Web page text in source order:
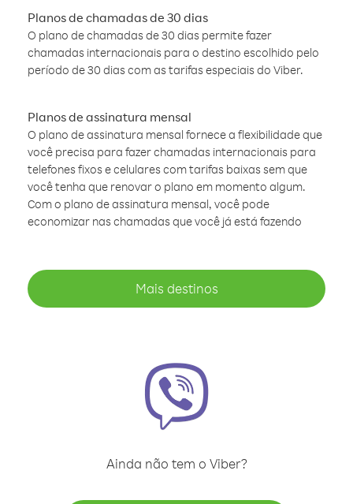
Planos de chamadas de 30 dias
O plano de chamadas de 30 dias permite fazer
chamadas internacionais para o destino escolhido pelo
período de 30 dias com as tarifas especiais do Viber.
Planos de assinatura mensal
O plano de assinatura mensal fornece a flexibilidade que
você precisa para fazer chamadas internacionais para
telefones fixos e celulares com tarifas baixas sem que
você tenha que renovar o plano em momento algum.
Com o plano de assinatura mensal, você pode
economizar nas chamadas que você já está fazendo
Mais destinos
Ainda não tem o Viber?